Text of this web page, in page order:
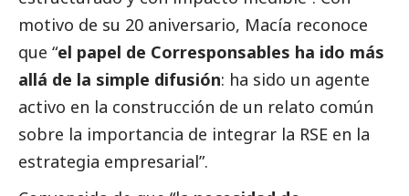
motivo de su 20 aniversario, Macía reconoce
que “el papel de Corresponsables ha ido más
allá de la simple difusión: ha sido un agente
activo en la construcción de un relato común
sobre la importancia de integrar la RSE en la
estrategia empresarial”.